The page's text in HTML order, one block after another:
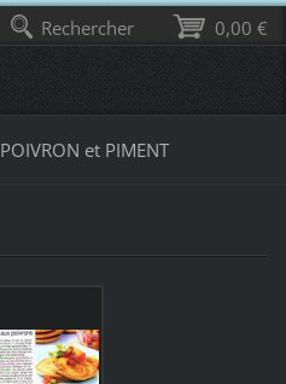
POIVRON et PIMENT
0,00 €
Rechercher